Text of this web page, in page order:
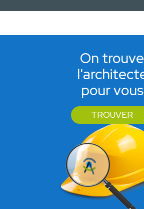
On trouve
pour vous
TROUVER